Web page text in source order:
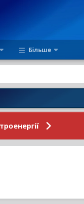
Більше